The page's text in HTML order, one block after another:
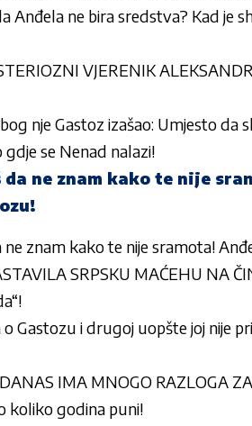
Anđela ne bira sredstva? Kad je
VJERENIK
nje Gastoz izašao: Umjesto da
gdje se Nenad nalazi!
da ne znam kako te nije
ne znam kako te nije sramota!
SRPSKU MAĆEHU NA
Gastozu i drugoj uopšte joj nije
IMA MNOGO RAZLOGA
koliko godina puni!